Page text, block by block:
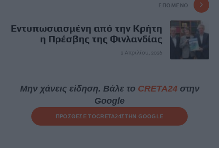
ΕΠΌΜΕΝΟ
Εντυπωσιασμένη από την Κρήτη
η Πρέσβης της Φινλανδίας
2 Απριλίου, 2026
Μην χάνεις είδηση. Βάλε το CRETA24στην
Google
ΠΡΟΣΘΕΣΕ ΤΟCRETA24ΣΤΗΝ GOOGLE